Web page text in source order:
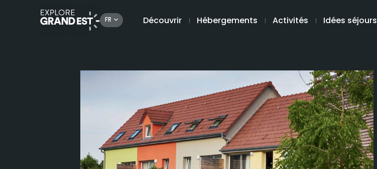
FR Découvrir Hébergements Activités Idées séjours